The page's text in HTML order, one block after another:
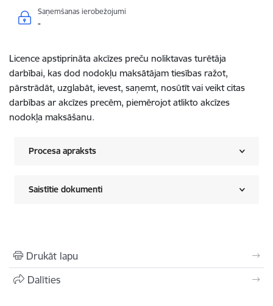
Saņemšanas ierobežojumi
-
Licence apstiprināta akcīzes preču noliktavas turētāja
darbībai, kas dod nodokļu maksātājam tiesības ražot,
pārstrādāt, uzglabāt, ievest, saņemt, nosūtīt vai veikt citas
darbības ar akcīzes precēm, piemērojot atlikto akcīzes
nodokļa maksāšanu.
Procesa apraksts
Saistītie dokumenti
Drukāt lapu
Dalīties